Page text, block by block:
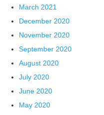
March 2021
December 2020
November 2020
September 2020
August 2020
July 2020
June 2020
May 2020